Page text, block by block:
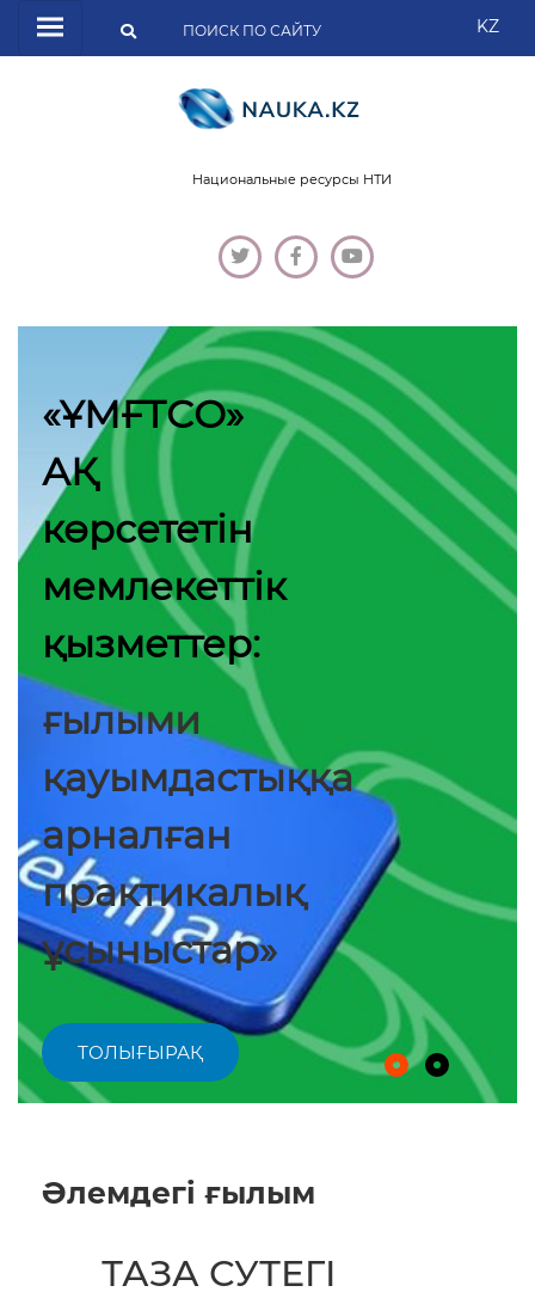
KZ
Национальные ресурсы НТИ
«ҰМҒТСО»
АҚ
көрсететін
мемлекеттік
қызметтер:
ғылыми
қауымдастыққа
арналған
практикалық
ұсыныстар»
ТОЛЫҒЫРАҚ
Әлемдегі ғылым
ТАЗА СУТЕГІ